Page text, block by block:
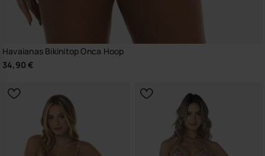
Havaianas Bikinitop Onca Hoop
34,90 €